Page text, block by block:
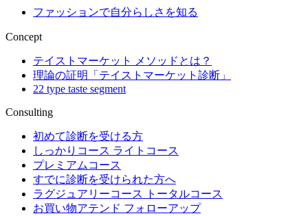
ファッションで自分らしさを知る
Concept
テイストマーケット メソッドとは？
理論の証明「テイストマーケット診断」
22 type taste segment
Consulting
初めて診断を受ける方
しっかりコース ライトコース
プレミアムコース
すでに診断を受けられた方へ
ラグジュアリーコース トータルコース
お買い物アテンド フォローアップ